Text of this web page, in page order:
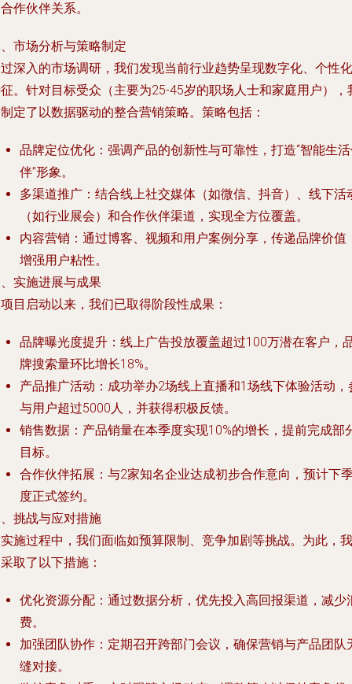
作伙伴关系。
市场分析与策略制定
深入的市场调研，我们发现当前行业趋势呈现数字化、个性化
。针对目标受众（主要为25-45岁的职场人士和家庭用户），
定了以数据驱动的整合营销策略。策略包括：
品牌定位优化：强调产品的创新性与可靠性，打造“智能生
伴”形象。
多渠道推广：结合线上社交媒体（如微信、抖音）、线下活
（如行业展会）和合作伙伴渠道，实现全方位覆盖。
内容营销：通过博客、视频和用户案例分享，传递品牌价值
增强用户粘性。
实施进展与成果
目启动以来，我们已取得阶段性成果：
品牌曝光度提升：线上广告投放覆盖超过100万潜在客户，
牌搜索量环比增长18%。
产品推广活动：成功举办2场线上直播和1场线下体验活动，
与用户超过5000人，并获得积极反馈。
销售数据：产品销量在本季度实现10%的增长，提前完成部
目标。
合作伙伴拓展：与2家知名企业达成初步合作意向，预计下
度正式签约。
挑战与应对措施
施过程中，我们面临如预算限制、竞争加剧等挑战。为此，我
取了以下措施：
优化资源分配：通过数据分析，优先投入高回报渠道，减少
费。
加强团队协作：定期召开跨部门会议，确保营销与产品团队
缝对接。